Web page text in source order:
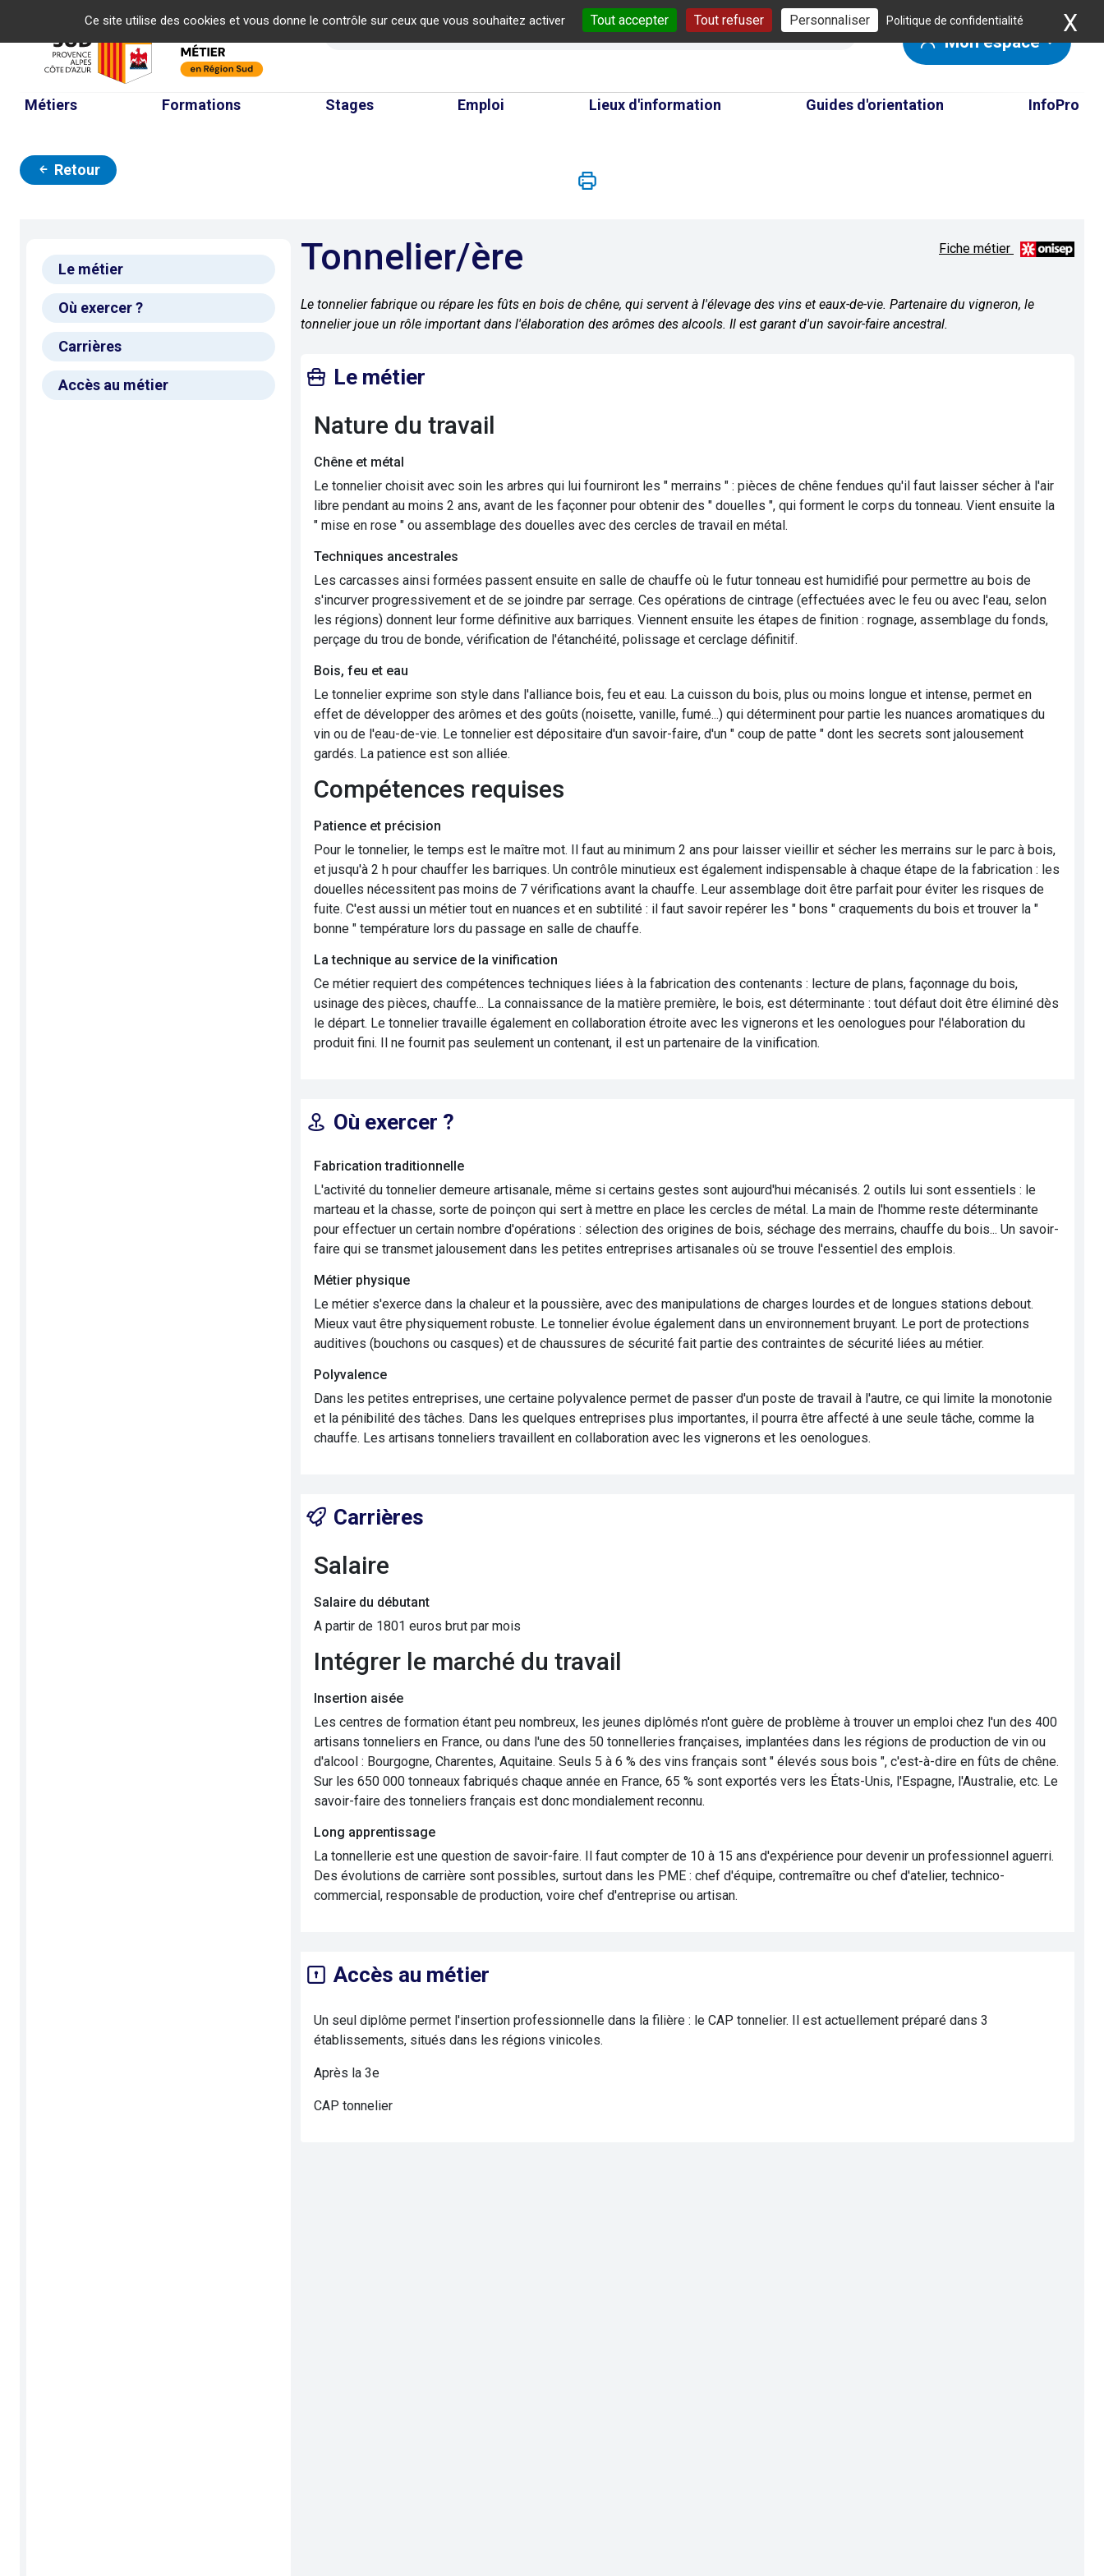
Ce site utilise des cookies et vous donne le contrôle sur ceux que vous souhaitez activer Tout accepter Tout refuser Personnaliser Politique de confidentialité X
Mon espace
Métiers Formations Stages Emploi Lieux d'information Guides d'orientation InfoPro
Retour
Le métier
Où exercer ?
Carrières
Accès au métier
Tonnelier/ère Fiche métier
Le tonnelier fabrique ou répare les fûts en bois de chêne, qui servent à l'élevage des vins et eaux-de-vie. Partenaire du vigneron, le
tonnelier joue un rôle important dans l'élaboration des arômes des alcools. Il est garant d'un savoir-faire ancestral.
Le métier
Nature du travail
Chêne et métal
Le tonnelier choisit avec soin les arbres qui lui fourniront les " merrains " : pièces de chêne fendues qu'il faut laisser sécher à l'air
libre pendant au moins 2 ans, avant de les façonner pour obtenir des " douelles ", qui forment le corps du tonneau. Vient ensuite la
" mise en rose " ou assemblage des douelles avec des cercles de travail en métal.
Techniques ancestrales
Les carcasses ainsi formées passent ensuite en salle de chauffe où le futur tonneau est humidifié pour permettre au bois de
s'incurver progressivement et de se joindre par serrage. Ces opérations de cintrage (effectuées avec le feu ou avec l'eau, selon
les régions) donnent leur forme définitive aux barriques. Viennent ensuite les étapes de finition : rognage, assemblage du fonds,
perçage du trou de bonde, vérification de l'étanchéité, polissage et cerclage définitif.
Bois, feu et eau
Le tonnelier exprime son style dans l'alliance bois, feu et eau. La cuisson du bois, plus ou moins longue et intense, permet en
effet de développer des arômes et des goûts (noisette, vanille, fumé...) qui déterminent pour partie les nuances aromatiques du
vin ou de l'eau-de-vie. Le tonnelier est dépositaire d'un savoir-faire, d'un " coup de patte " dont les secrets sont jalousement
gardés. La patience est son alliée.
Compétences requises
Patience et précision
Pour le tonnelier, le temps est le maître mot. Il faut au minimum 2 ans pour laisser vieillir et sécher les merrains sur le parc à bois,
et jusqu'à 2 h pour chauffer les barriques. Un contrôle minutieux est également indispensable à chaque étape de la fabrication : les
douelles nécessitent pas moins de 7 vérifications avant la chauffe. Leur assemblage doit être parfait pour éviter les risques de
fuite. C'est aussi un métier tout en nuances et en subtilité : il faut savoir repérer les " bons " craquements du bois et trouver la "
bonne " température lors du passage en salle de chauffe.
La technique au service de la vinification
Ce métier requiert des compétences techniques liées à la fabrication des contenants : lecture de plans, façonnage du bois,
usinage des pièces, chauffe... La connaissance de la matière première, le bois, est déterminante : tout défaut doit être éliminé dès
le départ. Le tonnelier travaille également en collaboration étroite avec les vignerons et les oenologues pour l'élaboration du
produit fini. Il ne fournit pas seulement un contenant, il est un partenaire de la vinification.
Où exercer ?
Fabrication traditionnelle
L'activité du tonnelier demeure artisanale, même si certains gestes sont aujourd'hui mécanisés. 2 outils lui sont essentiels : le
marteau et la chasse, sorte de poinçon qui sert à mettre en place les cercles de métal. La main de l'homme reste déterminante
pour effectuer un certain nombre d'opérations : sélection des origines de bois, séchage des merrains, chauffe du bois... Un savoir-
faire qui se transmet jalousement dans les petites entreprises artisanales où se trouve l'essentiel des emplois.
Métier physique
Le métier s'exerce dans la chaleur et la poussière, avec des manipulations de charges lourdes et de longues stations debout.
Mieux vaut être physiquement robuste. Le tonnelier évolue également dans un environnement bruyant. Le port de protections
auditives (bouchons ou casques) et de chaussures de sécurité fait partie des contraintes de sécurité liées au métier.
Polyvalence
Dans les petites entreprises, une certaine polyvalence permet de passer d'un poste de travail à l'autre, ce qui limite la monotonie
et la pénibilité des tâches. Dans les quelques entreprises plus importantes, il pourra être affecté à une seule tâche, comme la
chauffe. Les artisans tonneliers travaillent en collaboration avec les vignerons et les oenologues.
Carrières
Salaire
Salaire du débutant
A partir de 1801 euros brut par mois
Intégrer le marché du travail
Insertion aisée
Les centres de formation étant peu nombreux, les jeunes diplômés n'ont guère de problème à trouver un emploi chez l'un des 400
artisans tonneliers en France, ou dans l'une des 50 tonnelleries françaises, implantées dans les régions de production de vin ou
d'alcool : Bourgogne, Charentes, Aquitaine. Seuls 5 à 6 % des vins français sont " élevés sous bois ", c'est-à-dire en fûts de chêne.
Sur les 650 000 tonneaux fabriqués chaque année en France, 65 % sont exportés vers les États-Unis, l'Espagne, l'Australie, etc. Le
savoir-faire des tonneliers français est donc mondialement reconnu.
Long apprentissage
La tonnellerie est une question de savoir-faire. Il faut compter de 10 à 15 ans d'expérience pour devenir un professionnel aguerri.
Des évolutions de carrière sont possibles, surtout dans les PME : chef d'équipe, contremaître ou chef d'atelier, technico-
commercial, responsable de production, voire chef d'entreprise ou artisan.
Accès au métier
Un seul diplôme permet l'insertion professionnelle dans la filière : le CAP tonnelier. Il est actuellement préparé dans 3
établissements, situés dans les régions vinicoles.
Après la 3e
CAP tonnelier